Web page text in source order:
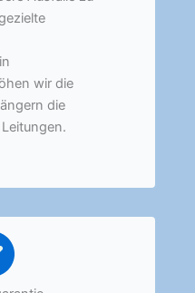
wir die
die